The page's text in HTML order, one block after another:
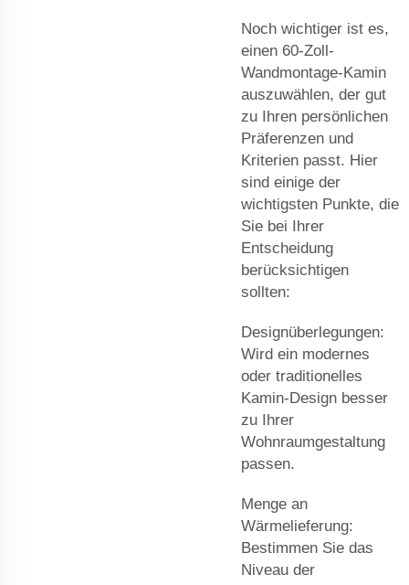
Noch wichtiger ist es,
einen 60-Zoll-
Wandmontage-Kamin
auszuwählen, der gut
zu Ihren persönlichen
Präferenzen und
Kriterien passt. Hier
sind einige der
wichtigsten Punkte, die
Sie bei Ihrer
Entscheidung
berücksichtigen
sollten:
Designüberlegungen:
Wird ein modernes
oder traditionelles
Kamin-Design besser
zu Ihrer
Wohnraumgestaltung
passen.
Menge an
Wärmelieferung:
Bestimmen Sie das
Niveau der